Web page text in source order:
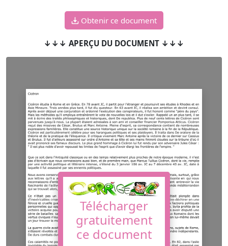
Obtenir ce document
↓↓↓ APERÇU DU DOCUMENT ↓↓↓
Télécharger
gratuitement
ce document